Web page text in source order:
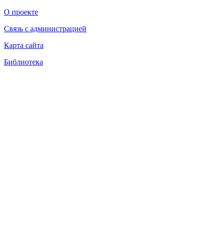
О проекте
Связь с администрацией
Карта сайта
Библиотека